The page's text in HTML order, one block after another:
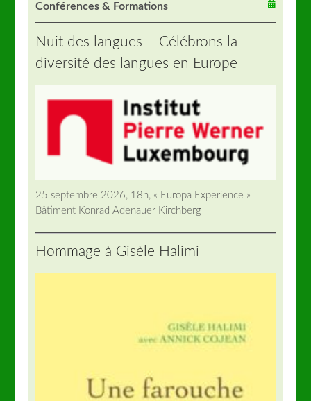
Conférences & Formations
Nuit des langues – Célébrons la
diversité des langues en Europe
25 septembre 2026, 18h, « Europa Experience »
Bâtiment Konrad Adenauer Kirchberg
Hommage à Gisèle Halimi